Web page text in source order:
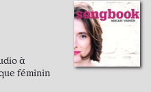
à
féminin